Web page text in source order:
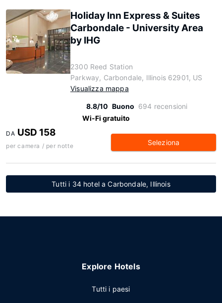
Holiday Inn Express & Suites
Carbondale - University Area
by IHG
2300 Reed Station
Parkway, Carbondale, Illinois 62901, US
Visualizza mappa
8.8/10 Buono 694 recensioni
Wi-Fi gratuito
DA USD 158
per camera / per notte Seleziona
Tutti i 34 hotel a Carbondale, Illinois
Explore Hotels
Tutti i paesi